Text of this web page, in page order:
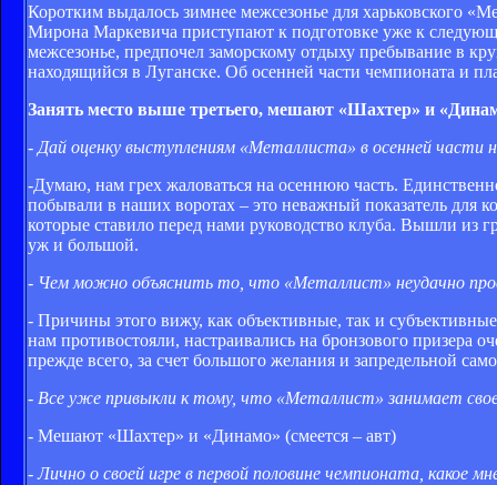
Коротким выдалось зимнее межсезонье для харьковского
Мирона Маркевича приступают к подготовке уже к
межсезонье, предпочел заморскому отдыху пребывание в
находящийся в Луганске. Об осенней части чемпионата и
Занять место выше третьего, мешают «Шахтер» и
- Дай оценку выступлениям «Металлиста» в осенней части
-Думаю, нам грех жаловаться на осеннюю часть.
побывали в наших воротах – это неважный показатель для
которые ставило перед нами руководство клуба. Вышли из
уж и большой.
- Чем можно объяснить то, что «Металлист» неудачно
- Причины этого вижу, как объективные, так и
нам противостояли, настраивались на бронзового призера
прежде всего, за счет большого желания и запредельной
- Все уже привыкли к тому, что «Металлист» занимает
- Мешают «Шахтер» и «Динамо» (смеется – авт)
- Лично о своей игре в первой половине чемпионата, какое